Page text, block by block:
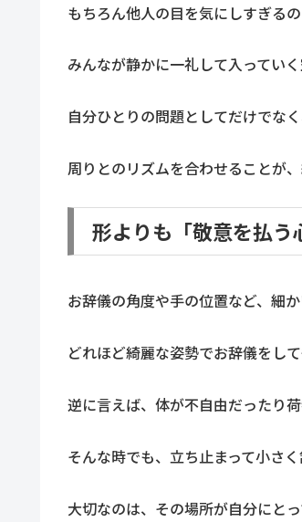
もちろん他人の目を気にしすぎる
みんなが静かに一礼して入ってい
自分ひとりの問題としてだけでな
周りとのリズムを合わせることが
形よりも「敬意を払う
お辞儀の角度や手の位置など、細
どれほど綺麗な姿勢でお辞儀をし
逆に言えば、体が不自由だったり
そんな時でも、立ち止まって小さ
大切なのは、その場所が自分にと